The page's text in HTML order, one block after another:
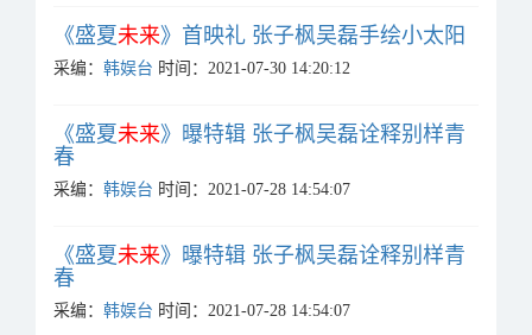
《盛夏未来》首映礼 张子枫吴磊手绘小太阳
采编： 韩娱台 时间：2021-07-30 14:20:12
《盛夏未来》曝特辑 张子枫吴磊诠释别样青
春
采编： 韩娱台 时间：2021-07-28 14:54:07
《盛夏未来》曝特辑 张子枫吴磊诠释别样青
春
采编： 韩娱台 时间：2021-07-28 14:54:07